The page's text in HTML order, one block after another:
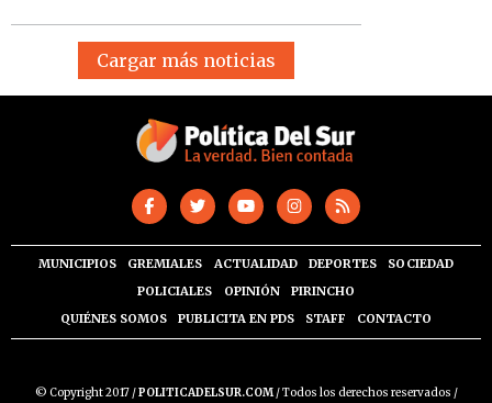
Cargar más noticias
MUNICIPIOS GREMIALES ACTUALIDAD DEPORTES
SOCIEDAD
POLICIALES
OPINIÓN
PIRINCHO
QUIÉNES SOMOS
PUBLICITA EN PDS STAFF CONTACTO
© Copyright 2017 /POLITICADELSUR.COM/ Todos los derechos reservados /